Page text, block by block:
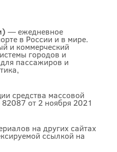
— ежедневное
в России и в мире.
и коммерческий
городов и
пассажиров и
средства массовой
от 2 ноября 2021
на других сайтах
ссылкой на